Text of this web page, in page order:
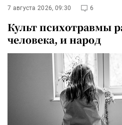
7 августа 2026, 09:30 6
Культ психотравмы
человека, и народ